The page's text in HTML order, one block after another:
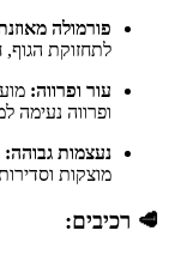
פורמולה
לתחזוקת הגוף,
עור ופרווה:
ופרווה נעימה
נעצמות גבוהה:
מוצקות
🥩 רכיבים: